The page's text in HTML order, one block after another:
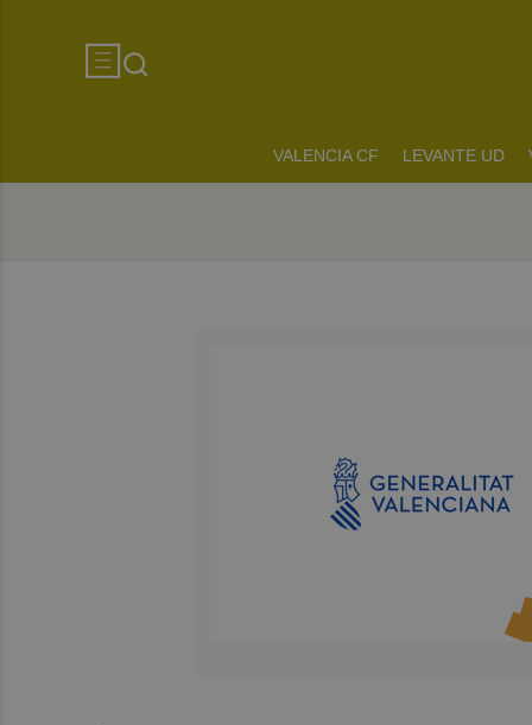
VALENCIA CF LEVANTE UD